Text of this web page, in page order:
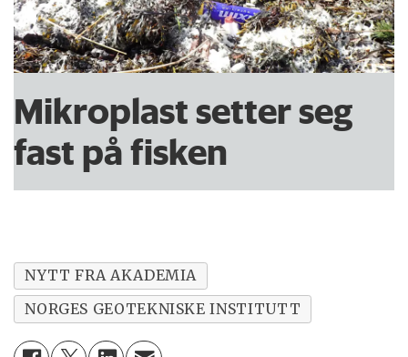
Mikroplast setter seg
fast på fisken
NYTT FRA AKADEMIA
NORGES GEOTEKNISKE INSTITUTT